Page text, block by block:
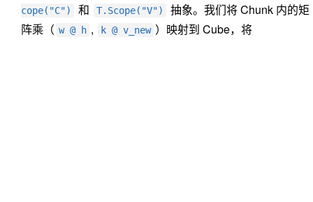
cope("C")
和 T.Scope("V")
抽象。我们将 Chunk 内的矩
阵乘（ w @ h , k @ v_new ）映射到 Cube，将